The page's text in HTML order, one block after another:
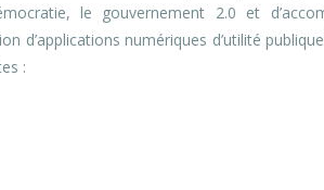
le gouvernement 2.0 et
d’applications numériques d’utilité
: